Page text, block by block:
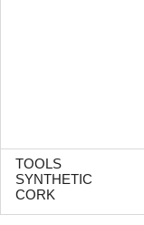
TOOLS
SYNTHETIC
CORK